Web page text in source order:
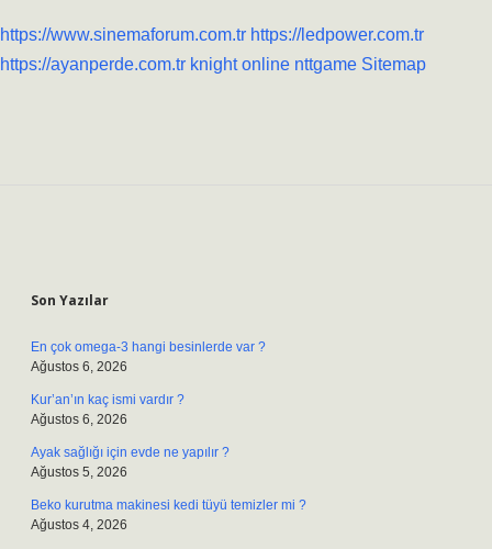
https://www.sinemaforum.com.tr https://ledpower.com.tr
https://ayanperde.com.tr knight online nttgame Sitemap
Son Yazılar
En çok omega-3 hangi besinlerde var ?
Ağustos 6, 2026
Kur’an’ın kaç ismi vardır ?
Ağustos 6, 2026
Ayak sağlığı için evde ne yapılır ?
Ağustos 5, 2026
Beko kurutma makinesi kedi tüyü temizler mi ?
Ağustos 4, 2026